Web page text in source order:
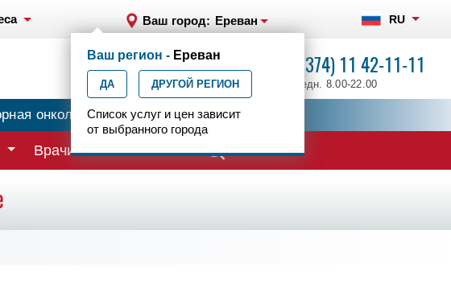
Ваш город: Ереван RU
+7 (374) 11 42-11-11
ежедн. 8.00-22.00
Ваш регион - Ереван
ДА ДРУГОЙ РЕГИОН
Список услуг и цен зависит
от выбранного города
онкология Центр эпилептологии
Врачи